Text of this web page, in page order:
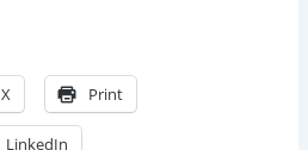
X Print
LinkedIn